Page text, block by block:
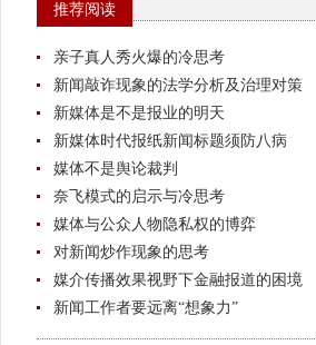
推荐阅读
亲子真人秀火爆的冷思考
新闻敲诈现象的法学分析及治理对策
新媒体是不是报业的明天
新媒体时代报纸新闻标题须防八病
媒体不是舆论裁判
奈飞模式的启示与冷思考
媒体与公众人物隐私权的博弈
对新闻炒作现象的思考
媒介传播效果视野下金融报道的困境
新闻工作者要远离“想象力”